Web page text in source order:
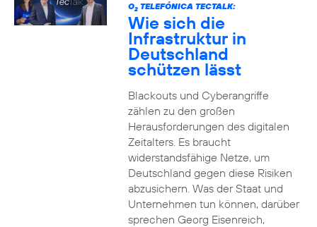
O2TELEFÓNICA TECTALK:
Wie sich die
Infrastruktur in
Deutschland
schützen lässt
Blackouts und Cyberangriffe
zählen zu den großen
Herausforderungen des digitalen
Zeitalters. Es braucht
widerstandsfähige Netze, um
Deutschland gegen diese Risiken
abzusichern. Was der Staat und
Unternehmen tun können, darüber
sprechen Georg Eisenreich,